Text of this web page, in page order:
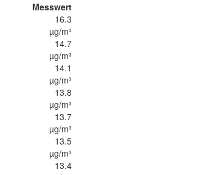
Messwert
16.3
µg/m³
14.7
µg/m³
14.1
µg/m³
13.8
µg/m³
13.7
µg/m³
13.5
µg/m³
13.4